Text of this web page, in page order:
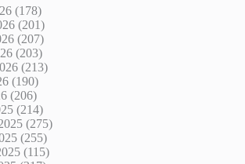
(178)
(201)
(207)
(203)
(213)
(190)
(206)
(214)
(275)
(255)
(115)